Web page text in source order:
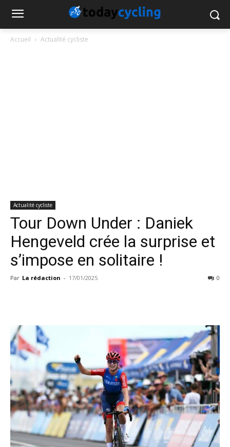
Accueil Actualité cycliste
Actualité cycliste
Tour Down Under : Daniek
Hengeveld crée la surprise et
s’impose en solitaire !
Par La rédaction - 17/01/2025 0